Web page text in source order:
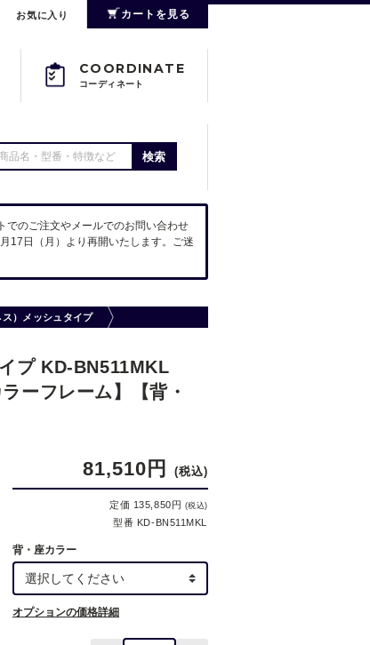
カートを見る
お気に入り
検索
COORDINATE
コーディネート
でのご注文やメールでのお問い合わせ
17日（月）より再開いたします。ご迷
）メッシュタイプ
プ KD-BN511MKL
ーフレーム】【背・
81,510円 (税込)
定価 135,850円 (税込)
型番 KD-BN511MKL
背・座カラー
オプションの価格詳細